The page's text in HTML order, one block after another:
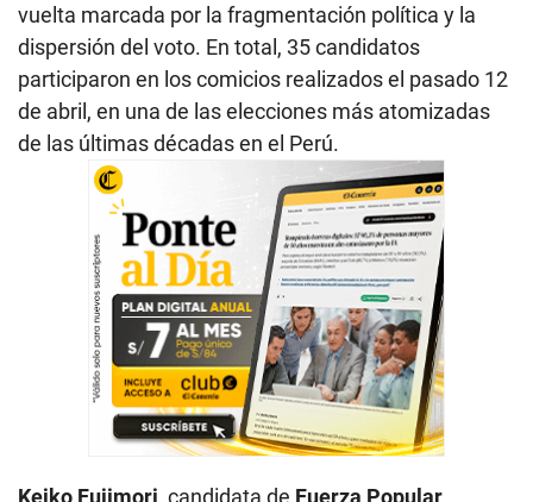
vuelta marcada por la fragmentación política y la
dispersión del voto. En total, 35 candidatos
participaron en los comicios realizados el pasado 12
de abril, en una de las elecciones más atomizadas
de las últimas décadas en el Perú.
Keiko Fujimori , candidata de Fuerza Popular